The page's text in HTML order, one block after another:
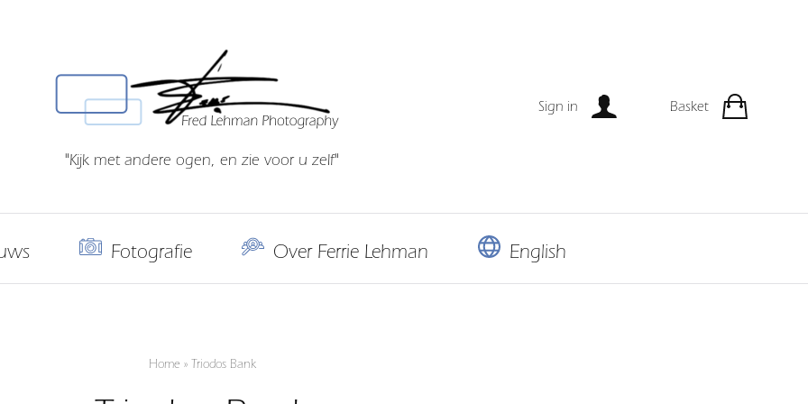
"Kijk met andere ogen, en zie voor u zelf"
Sign in Basket
Fotografie Over Ferrie Lehman English
Home » Triodos Bank